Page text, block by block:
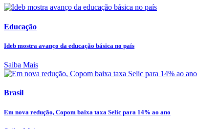
Educação
Ideb mostra avanço da educação básica no país
Saiba Mais
Brasil
Em nova redução, Copom baixa taxa Selic para 14% ao ano